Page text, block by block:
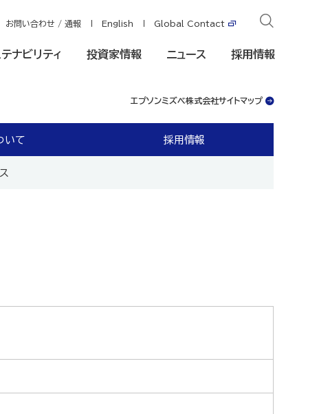
お問い合わせ / 通報 English Global Contact
ナビリティ 投資家情報 ニュース 採用情報
エプソンミズベ株式会社サイトマップ
いて 採用情報